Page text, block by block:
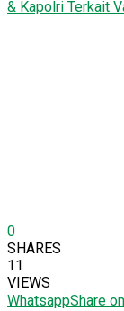
0
SHARES
11
VIEWS
WhatsappShare